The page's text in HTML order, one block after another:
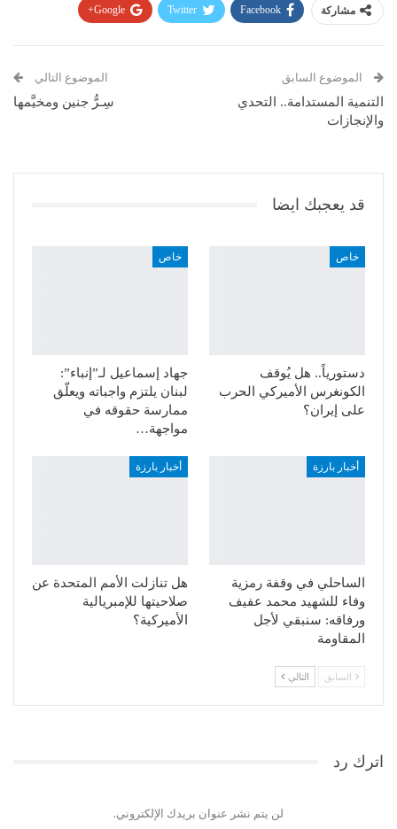
مشاركة Facebook
Twitter
Google+
البريد الإلكتروني
الموضوع السابق
التنمية المستدامة.. التحدي
والإنجازات
الموضوع التالي
سِـرُّ جنين ومخيَّمها
قد يعجبك ايضا
خاص
دستورياً.. هل يُوقف
الكونغرس الأميركي الحرب
على إيران؟
خاص
جهاد إسماعيل لـ”إنباء”:
لبنان يلتزم واجباته ويعلّق
ممارسة حقوقه في
مواجهة…
أخبار بارزة
الساحلي في وقفة رمزية
وفاء للشهيد محمد عفيف
ورفاقه: سنبقي لأجل
المقاومة
أخبار بارزة
هل تنازلت الأمم المتحدة عن
صلاحيتها للإمبريالية
الأميركية؟
السابق التالي
اترك رد
لن يتم نشر عنوان بريدك الإلكتروني.